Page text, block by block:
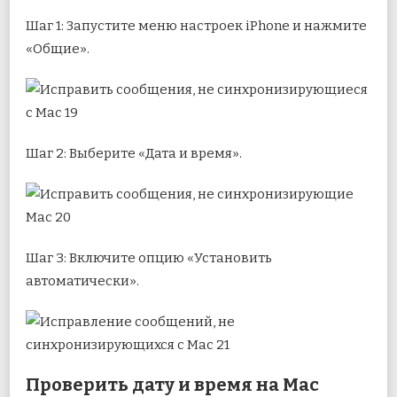
Шаг 1: Запустите меню настроек iPhone и нажмите
«Общие».
Шаг 2: Выберите «Дата и время».
Шаг 3: Включите опцию «Установить
автоматически».
Проверить дату и время на Mac